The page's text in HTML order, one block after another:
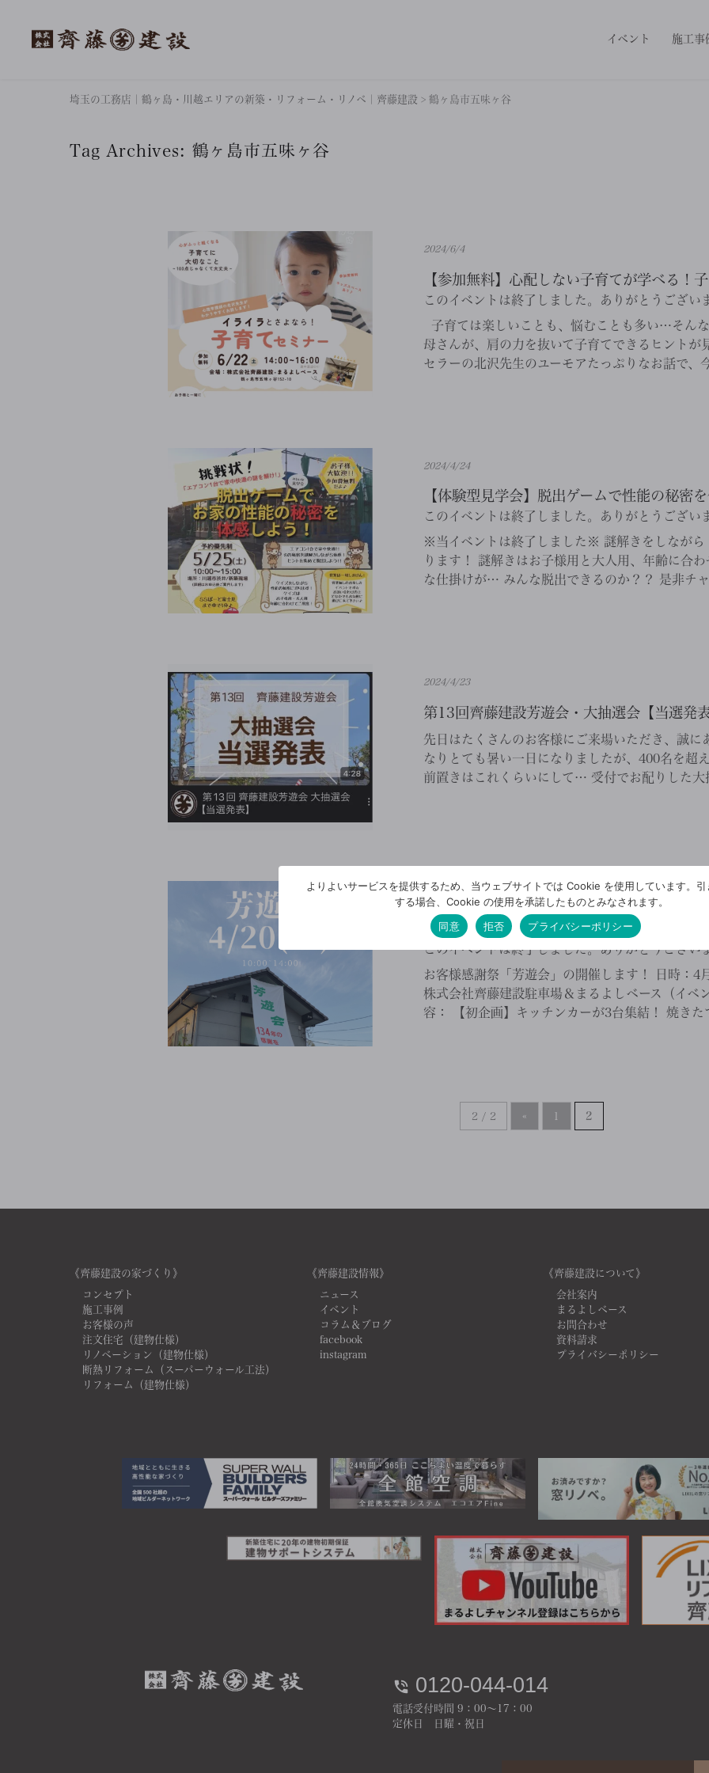
イベント 施工事
埼玉の工務店｜鶴ヶ島・川越エリアの新築・リフォーム・リノベ｜齊藤建設 > 鶴ヶ島市五味ヶ谷
Tag Archives: 鶴ヶ島市五味ヶ谷
2024/6/4
【参加無料】心配しない子育てが学べる！
このイベントは終了しました。ありがとうござい
子育ては楽しいことも、悩むことも多い…そん
母さんが、肩の力を抜いて子育てできるヒントが
セラーの北沢先生のユーモアたっぷりなお話で、
2024/4/24
【体験型見学会】脱出ゲームで性能の秘密
このイベントは終了しました。ありがとうござい
※当イベントは終了しました※ 謎解きをしながら
ります！ 謎解きはお子様用と大人用、年齢に合
な仕掛けが… みんな脱出できるのか？？ 是非チ
2024/4/23
第13回齊藤建設芳遊会・大抽選会【当選発表
先日はたくさんのお客様にご来場いただき、誠に
なりとても暑い一日になりましたが、400名を超
前置きはこれくらいにして… 受付でお配りした
2024/3/29
◤お客様感謝祭「芳遊会」開催!4/20(土)◢
このイベントは終了しました。ありがとうござい
お客様感謝祭「芳遊会」の開催します！ 日時：4
株式会社齊藤建設駐車場＆まるよしベース（イベ
容： 【初企画】キッチンカーが3台集結！ 焼き
2 / 2 « 2
《齊藤建設の家づくり》
コンセプト
施工事例
お客様の声
注文住宅（建物仕様）
リノベーション（建物仕様）
断熱リフォーム（スーパーウォール工法）
リフォーム（建物仕様）
《齊藤建設情報》
ニュース
イベント
コラム＆ブログ
facebook
instagram
《齊藤建設について》
会社案内
まるよしベース
お問合わせ
資料請求
プライバシーポリシー
0120-044-014
電話受付時間 9：00～17：00
定休日 日曜・祝日
よりよいサービスを提供するため、当ウェブサイトでは Cookie を使用しています。引
する場合、Cookie の使用を承諾したものとみなされます。
同意
拒否 プライバシーポリシー